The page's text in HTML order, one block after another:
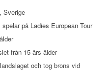
Sverige
på Ladies European Tour
från 15 års ålder
och tog brons vid